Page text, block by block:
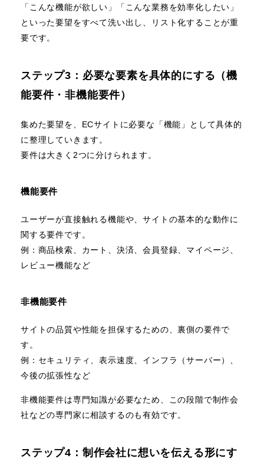
「こんな機能が欲しい」「こんな業務を効率化したい」
といった要望をすべて洗い出し、リスト化することが重
要です。
ステップ3：必要な要素を具体的にする（機
能要件・非機能要件）
集めた要望を、ECサイトに必要な「機能」として具体的
に整理していきます。
要件は大きく2つに分けられます。
機能要件
ユーザーが直接触れる機能や、サイトの基本的な動作に
関する要件です。
例：商品検索、カート、決済、会員登録、マイページ、
レビュー機能など
非機能要件
サイトの品質や性能を担保するための、裏側の要件で
す。
例：セキュリティ、表示速度、インフラ（サーバー）、
今後の拡張性など
非機能要件は専門知識が必要なため、この段階で制作会
社などの専門家に相談するのも有効です。
ステップ4：制作会社に想いを伝える形にす